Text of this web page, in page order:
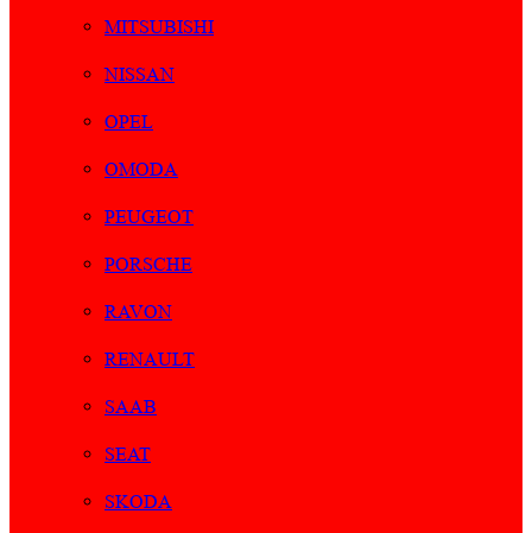
MITSUBISHI
NISSAN
OPEL
OMODA
PEUGEOT
PORSCHE
RAVON
RENAULT
SAAB
SEAT
SKODA